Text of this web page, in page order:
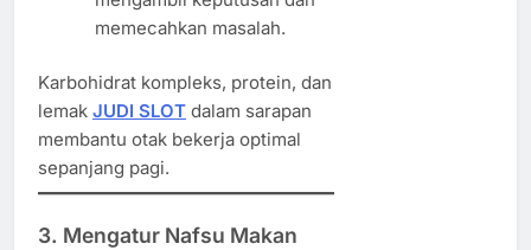
memecahkan masalah.
Karbohidrat kompleks, protein, dan
lemak JUDI SLOT dalam sarapan
membantu otak bekerja optimal
sepanjang pagi.
3. Mengatur Nafsu Makan